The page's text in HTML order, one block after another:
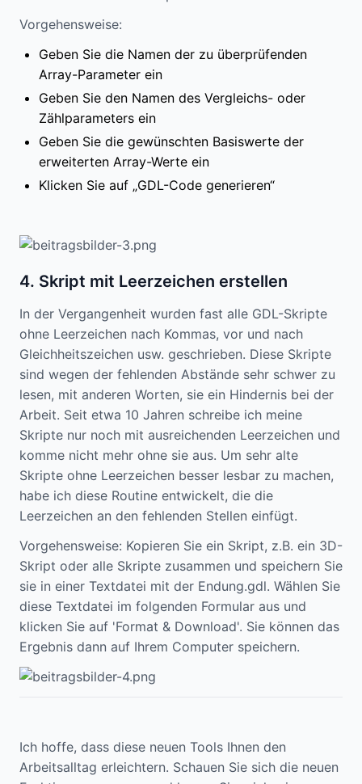
Vorgehensweise:
Geben Sie die Namen der zu überprüfenden
Array-Parameter ein
Geben Sie den Namen des Vergleichs- oder
Zählparameters ein
Geben Sie die gewünschten Basiswerte der
erweiterten Array-Werte ein
Klicken Sie auf „GDL-Code generieren“
4. Skript mit Leerzeichen erstellen
In der Vergangenheit wurden fast alle GDL-Skripte
ohne Leerzeichen nach Kommas, vor und nach
Gleichheitszeichen usw. geschrieben. Diese Skripte
sind wegen der fehlenden Abstände sehr schwer zu
lesen, mit anderen Worten, sie ein Hindernis bei der
Arbeit. Seit etwa 10 Jahren schreibe ich meine
Skripte nur noch mit ausreichenden Leerzeichen und
komme nicht mehr ohne sie aus. Um sehr alte
Skripte ohne Leerzeichen besser lesbar zu machen,
habe ich diese Routine entwickelt, die die
Leerzeichen an den fehlenden Stellen einfügt.
Vorgehensweise: Kopieren Sie ein Skript, z.B. ein 3D-
Skript oder alle Skripte zusammen und speichern Sie
sie in einer Textdatei mit der Endung.gdl. Wählen Sie
diese Textdatei im folgenden Formular aus und
klicken Sie auf 'Format & Download'. Sie können das
Ergebnis dann auf Ihrem Computer speichern.
Ich hoffe, dass diese neuen Tools Ihnen den
Arbeitsalltag erleichtern. Schauen Sie sich die neuen